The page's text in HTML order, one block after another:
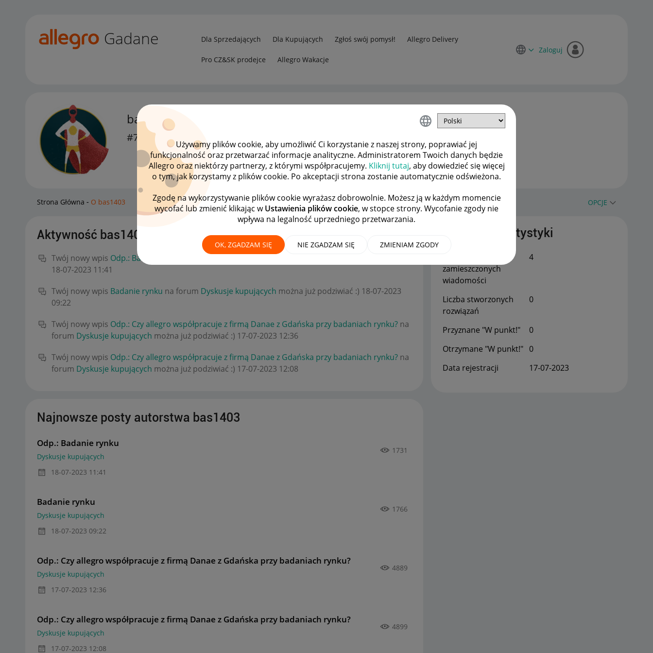
Używamy plików cookie, aby umożliwić Ci korzystanie z naszej strony, poprawiać jej
funkcjonalność oraz przetwarzać informacje analityczne. Administratorem Twoich danych będzie
Allegro oraz niektórzy partnerzy, z którymi współpracujemy. Kliknij tutaj, aby dowiedzieć się więcej
o tym, jak korzystamy z plików cookie. Po akceptacji strona zostanie automatycznie odświeżona.
Zgodę na wykorzystywanie plików cookie wyrażasz dobrowolnie. Możesz ją w każdym momencie
wycofać lub zmienić klikając wUstawienia plików cookie, w stopce strony. Wycofanie zgody nie
wpływa na legalność uprzedniego przetwarzania.
OK, ZGADZAM SIĘ NIE ZGADZAM SIĘ ZMIENIAM ZGODY
Gadane Dla Sprzedających Dla Kupujących Zgłoś swój pomysł! Allegro Delivery
Pro CZ&SK prodejce Allegro Wakacje
Zaloguj
bas1403
#7 Wielbiciel
Strona Główna O bas1403 OPCJE
Aktywność bas1403
Twój nowy wpis Odp.: Badanie rynku
‎18-07-2023 11:41
Twój nowy wpis Badanie rynku na forum Dyskusje kupujących można już podziwiać :) ‎18-07-2023
09:22
Twój nowy wpis Odp.: Czy allegro współpracuje z firmą Danae z Gdańska przy badaniach rynku? na
forum Dyskusje kupujących można już podziwiać :) ‎17-07-2023 12:36
Twój nowy wpis Odp.: Czy allegro współpracuje z firmą Danae z Gdańska przy badaniach rynku? na
forum Dyskusje kupujących można już podziwiać :) ‎17-07-2023 12:08
Najnowsze posty autorstwa bas1403
Odp.: Badanie rynku
Dyskusje kupujących
1731
‎18-07-2023 11:41
Badanie rynku
Dyskusje kupujących
1766
‎18-07-2023 09:22
Odp.: Czy allegro współpracuje z firmą Danae z Gdańska przy badaniach rynku?
Dyskusje kupujących
4889
‎17-07-2023 12:36
Odp.: Czy allegro współpracuje z firmą Danae z Gdańska przy badaniach rynku?
Dyskusje kupujących
4899
‎17-07-2023 12:08
Publiczne statystyki
zamieszczonych
wiadomości
4
Liczba stworzonych
rozwiązań
0
Przyznane "W punkt!"
0
Otrzymane "W punkt!" 0
Data rejestracji
‎17-07-2023